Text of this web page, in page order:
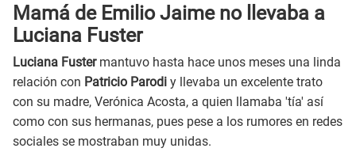
Mamá de Emilio Jaime no llevaba a
Luciana Fuster
Luciana Fustermantuvo hasta hace unos meses una linda
relación con Patricio Parodi y llevaba un excelente trato
con su madre, Verónica Acosta, a quien llamaba 'tía' así
como con sus hermanas, pues pese a los rumores en redes
sociales se mostraban muy unidas.